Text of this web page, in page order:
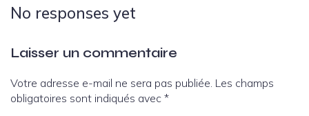
No responses yet
Laisser un commentaire
Votre adresse e-mail ne sera pas publiée. Les champs
obligatoires sont indiqués avec *